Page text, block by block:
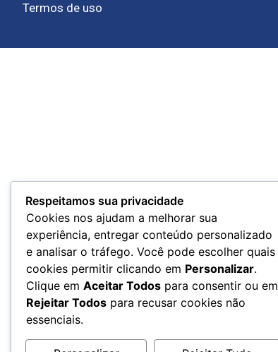
Termos de uso
Respeitamos sua privacidade
Cookies nos ajudam a melhorar sua
experiência, entregar conteúdo personalizado
e analisar o tráfego. Você pode escolher quais
cookies permitir clicando em Personalizar.
Clique em Aceitar Todos para consentir ou em
Rejeitar Todos para recusar cookies não
essenciais.